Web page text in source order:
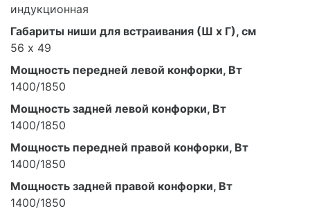
индукционная
Габариты ниши для встраивания (Ш х Г), см
56 х 49
Мощность передней левой конфорки, Вт
1400/1850
Мощность задней левой конфорки, Вт
1400/1850
Мощность передней правой конфорки, Вт
1400/1850
Мощность задней правой конфорки, Вт
1400/1850